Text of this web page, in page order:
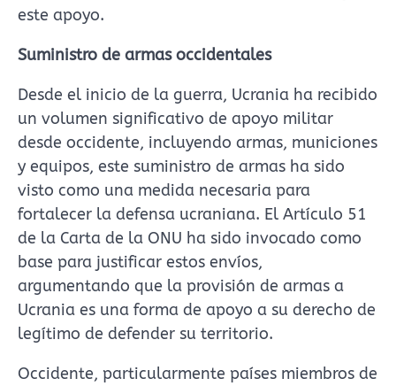
este apoyo.
Suministro de armas occidentales
Desde el inicio de la guerra, Ucrania ha recibido
un volumen significativo de apoyo militar
desde occidente, incluyendo armas, municiones
y equipos, este suministro de armas ha sido
visto como una medida necesaria para
fortalecer la defensa ucraniana. El Artículo 51
de la Carta de la ONU ha sido invocado como
base para justificar estos envíos,
argumentando que la provisión de armas a
Ucrania es una forma de apoyo a su derecho de
legítimo de defender su territorio.
Occidente, particularmente países miembros de